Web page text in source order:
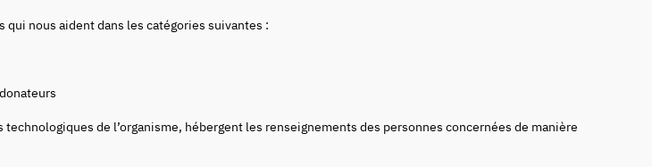
nous aident dans les catégories suivantes :
de l’organisme, hébergent les renseignements des personnes concernées de manière